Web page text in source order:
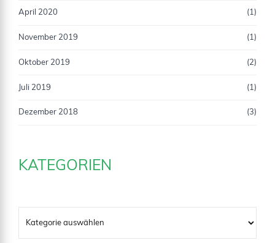
April 2020 (1)
November 2019 (1)
Oktober 2019 (2)
Juli 2019 (1)
Dezember 2018 (3)
KATEGORIEN